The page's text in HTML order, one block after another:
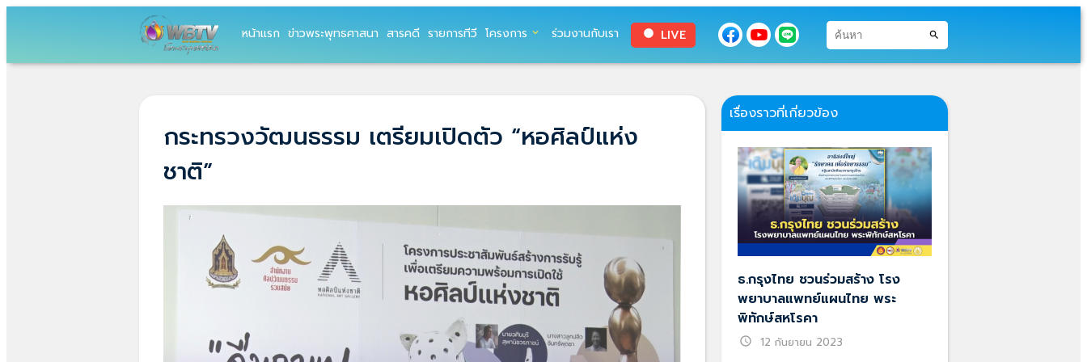
หน้าแรก ข่าวพระพุทธศาสนา สารคดี รายการทีวี โครงการ expand_more ร่วมงานกับเรา circle LIVE search
กระทรวงวัฒนธรรม เตรียมเปิดตัว “หอศิลป์แห่ง
ชาติ”
เรื่องราวที่เกี่ยวข้อง
ธ.กรุงไทย ชวนร่วมสร้าง โรง
พยาบาลแพทย์แผนไทย พระ
พิทักษ์สหโรคา
schedule 12 กันยายน 2023